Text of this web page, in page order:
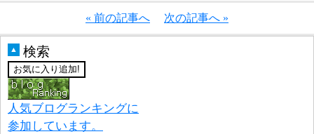
« 前の記事へ 次の記事へ »
▲ 検索
人気ブログランキングに
参加しています。